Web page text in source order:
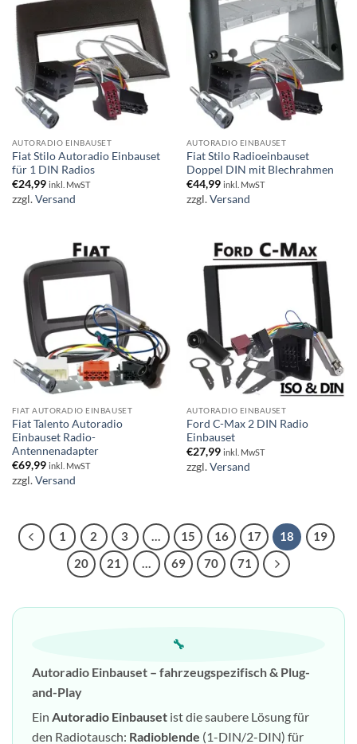
AUTORADIO EINBAUSET
Fiat Stilo Autoradio Einbauset
für 1 DIN Radios
€24,99 inkl. MwST
zzgl.Versand
AUTORADIO EINBAUSET
Fiat Stilo Radioeinbauset
Doppel DIN mit Blechrahmen
€44,99 inkl. MwST
zzgl.Versand
FIAT AUTORADIO EINBAUSET
Fiat Talento Autoradio
Einbauset Radio-
Antennenadapter
€69,99 inkl. MwST
zzgl.Versand
AUTORADIO EINBAUSET
Ford C-Max 2 DIN Radio
Einbauset
€27,99 inkl. MwST
zzgl.Versand
1 2 3 … 15 16 17 18
19
20
21 … 69 70 71
🔧
Autoradio Einbauset – fahrzeugspezifisch & Plug-
and-Play
Ein Autoradio Einbauset ist die saubere Lösung für
den Radiotausch: Radioblende (1-DIN/2-DIN) für